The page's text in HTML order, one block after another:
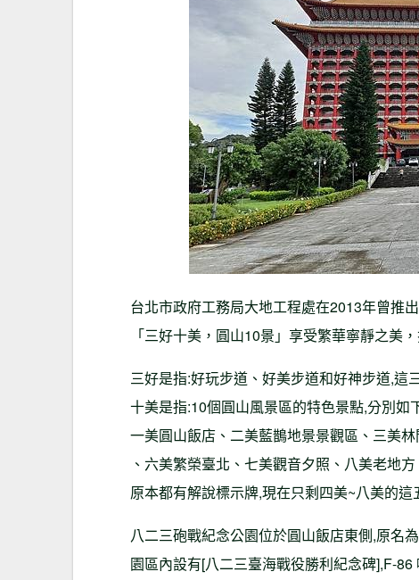
台北市政府工務局大地工程處在2013年曾推出
「三好十美，圓山10景」享受繁華寧靜之美
三好是指:好玩步道、好美步道和好神步道,這
十美是指:10個圓山風景區的特色景點,分別如
一美圓山飯店、二美藍鵲地景景觀區、三美
、六美繁榮臺北、七美觀音夕照、八美老地
原本都有解說標示牌,現在只剩四美~八美的
八二三砲戰紀念公園位於圓山飯店東側,原名
園區內設有[八二三臺海戰役勝利紀念碑],F-86